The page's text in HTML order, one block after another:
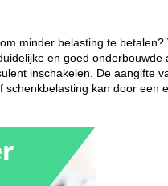
minder belasting te
en goed
inschakelen. De aangifte
schenkbelasting kan door een